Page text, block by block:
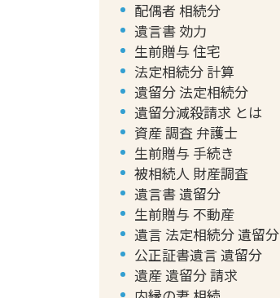
配偶者 相続分
遺言書 効力
生前贈与 住宅
法定相続分 計算
遺留分 法定相続分
遺留分減殺請求 とは
資産 調査 弁護士
生前贈与 手続き
被相続人 財産調査
遺言書 遺留分
生前贈与 不動産
遺言 法定相続分 遺留分
公正証書遺言 遺留分
遺産 遺留分 請求